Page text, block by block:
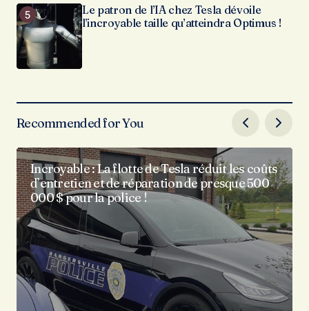
Le patron de l’IA chez Tesla dévoile
l’incroyable taille qu’atteindra Optimus !
Recommended for You
Incroyable : La flotte de Tesla réduit les coûts
d’entretien et de réparation de presque 500
000 $ pour la police !